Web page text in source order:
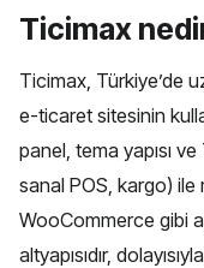
Ticimax
Ticimax, Türkiye’de
e-ticaret sitesinin
panel, tema yapısı
sanal POS, kargo) ile
WooCommerce gibi
altyapısıdır,